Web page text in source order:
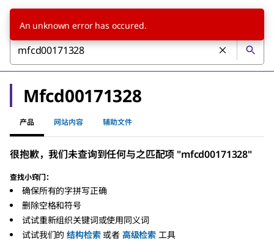
Mfcd00171328
产品 网站内容 辅助文件
很抱歉，我们未查询到任何与之匹配项 "mfcd00171328"
查找小窍门：
确保所有的字拼写正确
删除空格和符号
试试重新组织关键词或使用同义词
试试我们的 结构检索 或者 高级检索 工具
An unknown error has occured.